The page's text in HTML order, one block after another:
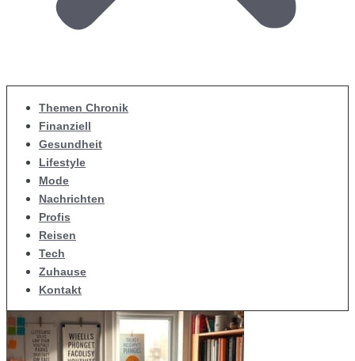
Themen Chronik
Finanziell
Gesundheit
Lifestyle
Mode
Nachrichten
Profis
Reisen
Tech
Zuhause
Kontakt